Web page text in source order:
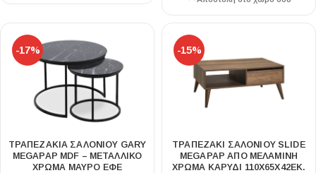
-17%
ΤΡΑΠΕΖΆΚΙΑ ΣΑΛΟΝΙΟΎ GARY
MEGAPAP MDF – ΜΕΤΑΛΛΙΚΌ
ΧΡΏΜΑ ΜΑΎΡΟ ΕΦΈ
-15%
ΤΡΑΠΕΖΆΚΙ ΣΑΛΟΝΙΟΎ SLIDE
MEGAPAP ΑΠΌ ΜΕΛΑΜΊΝΗ
ΧΡΏΜΑ ΚΑΡΥΔΊ 110X65X42ΕΚ.